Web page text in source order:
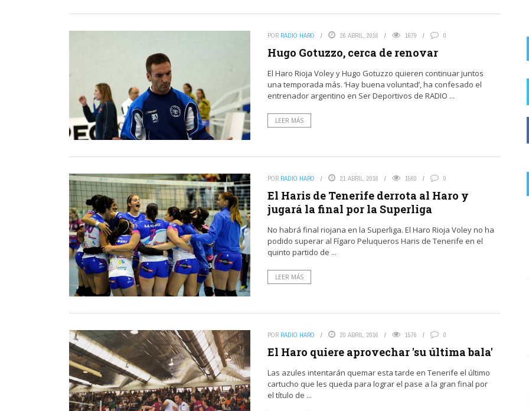
POR RADIO HARO 26 ABRIL, 2016 1679 0
Hugo Gotuzzo, cerca de renovar
El Haro Rioja Voley y Hugo Gotuzzo quieren continuar juntos
una temporada más. ‘Hay buena voluntad’, ha confesado el
entrenador argentino en Ser Deportivos de RADIO ...
LEER MÁS
POR RADIO HARO 21 ABRIL, 2016 1560 0
El Haris de Tenerife derrota al Haro y
jugará la final por la Superliga
No habrá final riojana en la Superliga. El Haro Rioja Voley no ha
podido superar al Fígaro Peluqueros Haris de Tenerife en el
quinto partido de ...
LEER MÁS
POR RADIO HARO 20 ABRIL, 2016 1576 0
El Haro quiere aprovechar 'su última bala'
Las azules intentarán quemar esta tarde en Tenerife el último
cartucho que les queda para lograr el pase a la gran final por
el título de ...